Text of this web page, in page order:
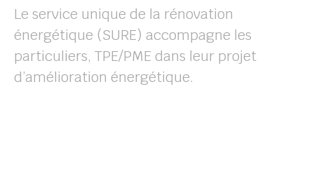
Le service unique de la rénovation
énergétique (SURE) accompagne les
particuliers, TPE/PME dans leur projet
d’amélioration énergétique.